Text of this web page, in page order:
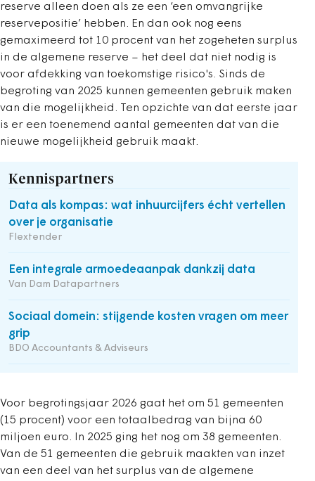
reserve alleen doen als ze een ‘een omvangrijke
reservepositie’ hebben. En dan ook nog eens
gemaximeerd tot 10 procent van het zogeheten surplus
in de algemene reserve – het deel dat niet nodig is
voor afdekking van toekomstige risico's. Sinds de
begroting van 2025 kunnen gemeenten gebruik maken
van die mogelijkheid. Ten opzichte van dat eerste jaar
is er een toenemend aantal gemeenten dat van die
nieuwe mogelijkheid gebruik maakt.
Kennispartners
Data als kompas: wat inhuurcijfers écht vertellen
over je organisatie
Flextender
Een integrale armoedeaanpak dankzij data
Van Dam Datapartners
Sociaal domein: stijgende kosten vragen om meer
grip
BDO Accountants & Adviseurs
Voor begrotingsjaar 2026 gaat het om 51 gemeenten
(15 procent) voor een totaalbedrag van bijna 60
miljoen euro. In 2025 ging het nog om 38 gemeenten.
Van de 51 gemeenten die gebruik maakten van inzet
van een deel van het surplus van de algemene